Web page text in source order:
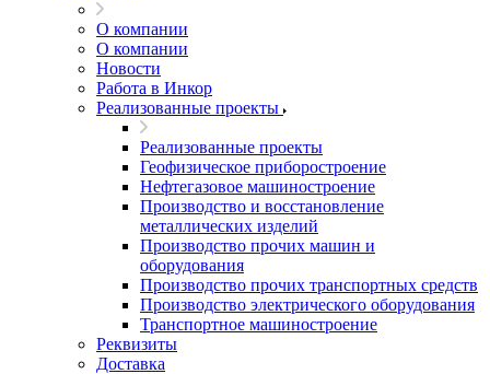
О компании
О компании
Новости
Работа в Инкор
Реализованные проекты
Реализованные проекты
Геофизическое приборостроение
Нефтегазовое машиностроение
Производство и восстановление
металлических изделий
Производство прочих машин и
оборудования
Производство прочих транспортных средств
Производство электрического оборудования
Транспортное машиностроение
Реквизиты
Доставка